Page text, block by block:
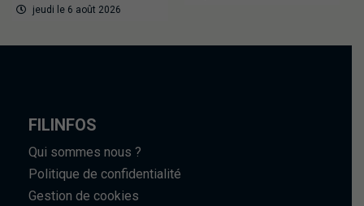
jeudi le 6 août 2026
FILINFOS
Qui sommes nous ?
Politique de confidentialité
Gestion de cookies